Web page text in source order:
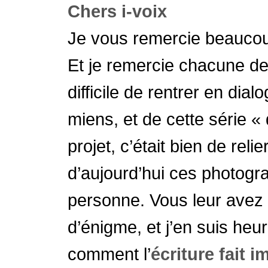
Chers i-voix
Je vous remercie
Et je remercie chacune
difficile de rentrer en
miens, et de cette série
projet, c’était bien de
d’aujourd’hui ces
personne. Vous leur
d’énigme, et j’en suis
comment l’écriture fait